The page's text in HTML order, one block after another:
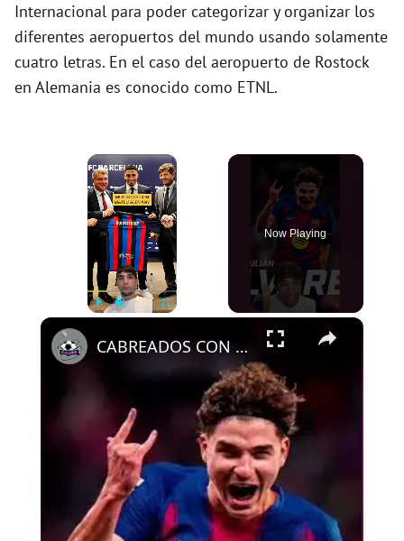
Internacional para poder categorizar y organizar los
diferentes aeropuertos del mundo usando solamente
cuatro letras. En el caso del aeropuerto de Rostock
en Alemania es conocido como ETNL.
×
Now Playing
×
CABREADOS CON ALEMANY